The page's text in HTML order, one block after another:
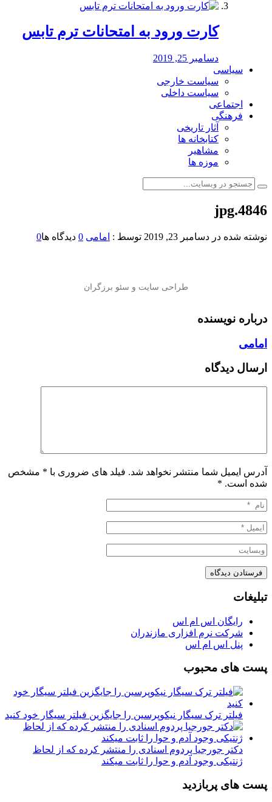
کارت ورود به امتحانات ترم تابس
دسامبر 25, 2019
سیاسی
سیاست خارجی
سیاست داخلی
اجتماعی
فرهنگی
آثار تاریخی
کتابخانه ها
مشاهیر
موزه ها
4846.jpg
نوشته شده در دسامبر 23, 2019 توسط : امامی 0 دیدگاه ها0
درباره نویسنده
امامی
ارسال دیدگاه
آدرس ایمیل شما منتشر نخواهد شد. فیلد های ضروری با * مشخص
شده است. *
تبلیغات
رایگان اس ام اس
شرکت نرم افزاری مازندران
پنل اس ام اس
پست های محبوب
فیلتر ترک سیگار نیکوپرسین را جایگزین فیلتر سیگار خود کنید
دکتر جورجیا پردوم اسنادی را منتشر کرده که از لحاظ
ژنتیکی وجود آدم و حوا را ثابت میکند
پست های پربازدید